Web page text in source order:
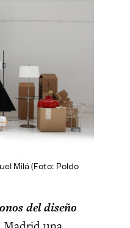
Milá (Foto: Poldo
del diseño